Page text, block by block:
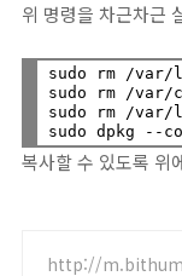
위 명령을 차근차근
sudo rm /
sudo rm /var/
sudo rm /
복사할 수 있도록 위
http://